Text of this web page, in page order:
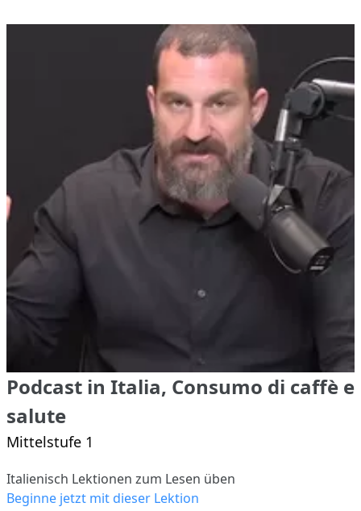
Podcast in Italia, Consumo di caffè e
salute
Mittelstufe 1
Italienisch Lektionen zum Lesen üben
Beginne jetzt mit dieser Lektion